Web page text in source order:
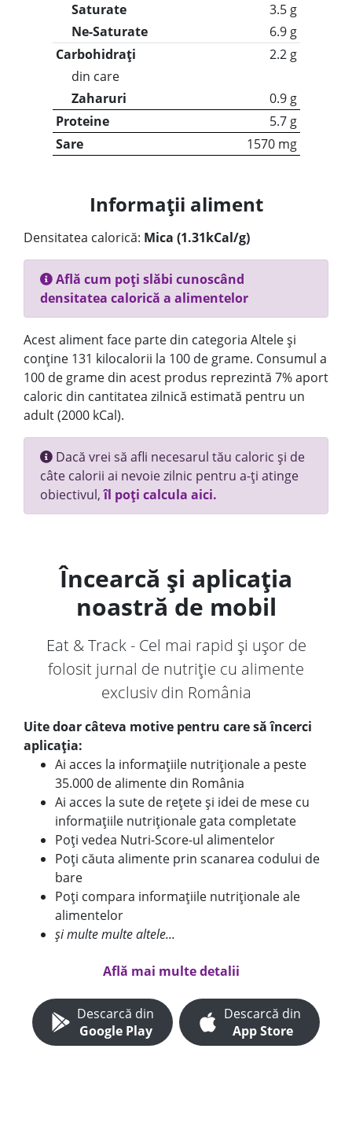
Saturate
3.5 g
Ne-Saturate
6.9 g
Carbohidrați
2.2 g
din care
Zaharuri
0.9 g
Proteine
5.7 g
Sare
1570 mg
Informații aliment
Densitatea calorică: Mica (1.31kCal/g)
Află cum poți slăbi cunoscând
densitatea calorică a alimentelor
Acest aliment face parte din categoria Altele și
conține 131 kilocalorii la 100 de grame. Consumul a
100 de grame din acest produs reprezintă 7% aport
caloric din cantitatea zilnică estimată pentru un
adult (2000 kCal).
Dacă vrei să afli necesarul tău caloric și de
câte calorii ai nevoie zilnic pentru a-ți atinge
obiectivul,îl poți calcula aici.
Încearcă și aplicația
noastră de mobil
Eat & Track - Cel mai rapid și ușor de
folosit jurnal de nutriție cu alimente
exclusiv din România
Uite doar câteva motive pentru care să încerci
aplicația:
Ai acces la informațiile nutriționale a peste
35.000 de alimente din România
Ai acces la sute de rețete și idei de mese cu
informațiile nutriționale gata completate
Poți vedea Nutri-Score-ul alimentelor
Poți căuta alimente prin scanarea codului de
bare
Poți compara informațiile nutriționale ale
alimentelor
și multe multe altele...
Află mai multe detalii
Descarcă din
Google Play
Descarcă din
App Store